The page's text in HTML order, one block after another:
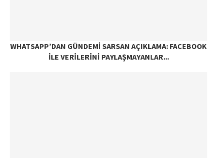
WHATSAPP’DAN GÜNDEMI SARSAN AÇIKLAMA: FACEBOOK
ILE VERILERINI PAYLAŞMAYANLAR...